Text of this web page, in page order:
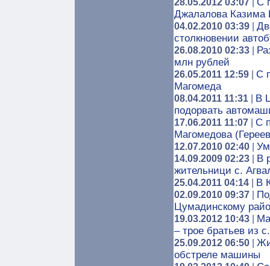
28.05.2012 03:07
Джалалова Казима
04.02.2010 03:39
столкновении
26.08.2010 02:33
млн рублей
26.05.2011 12:59
C
Магомеда
08.04.2011 11:31
В
подорвать
17.06.2011 11:07
C
Магомедова
12.07.2010 02:40
14.09.2009 02:23
В
жительници с.
25.04.2011 04:14 В
02.09.2010 09:37
Цумадинскому
19.03.2012 10:43
– трое братьев из
25.09.2012 06:50
обстреле машины